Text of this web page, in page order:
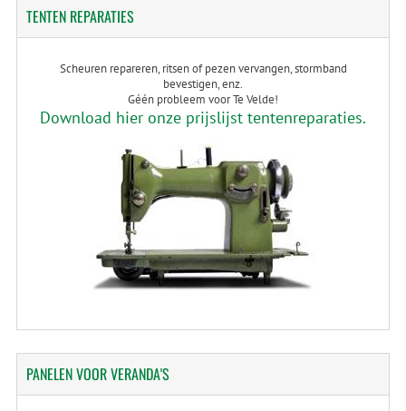
TENTENREPARATIES
Scheuren repareren, ritsen of pezen vervangen, stormband
bevestigen, enz.
Géén probleem voor Te Velde!
Download hier onze prijslijst tentenreparaties.
PANELENVOOR VERANDA'S